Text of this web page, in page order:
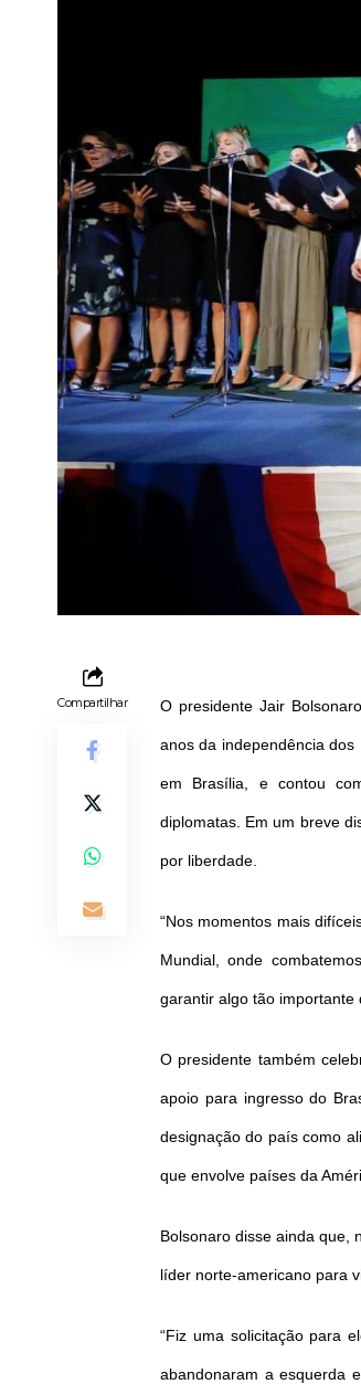
Compartilhar O presidente Jair
anos da independência
em Brasília, e contou
diplomatas. Em um breve
por liberdade.
“Nos momentos mais
Mundial, onde
garantir algo tão importante
O presidente também
apoio para ingresso do
designação do país como
que envolve países da
Bolsonaro disse ainda que,
líder norte-americano para
“Fiz uma solicitação para
abandonaram a esquerda